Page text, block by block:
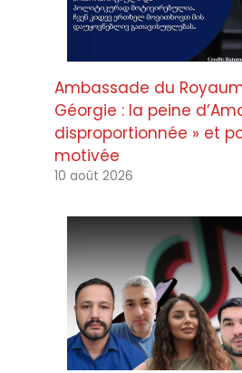
Ambassade du
Géorgie : la peine
disproportionnée » et
motivée
10 août 2026